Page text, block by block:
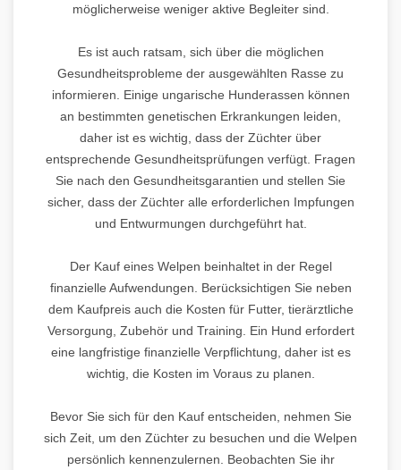
möglicherweise weniger aktive Begleiter sind.
Es ist auch ratsam, sich über die möglichen
Gesundheitsprobleme der ausgewählten Rasse zu
informieren. Einige ungarische Hunderassen können
an bestimmten genetischen Erkrankungen leiden,
daher ist es wichtig, dass der Züchter über
entsprechende Gesundheitsprüfungen verfügt. Fragen
Sie nach den Gesundheitsgarantien und stellen Sie
sicher, dass der Züchter alle erforderlichen Impfungen
und Entwurmungen durchgeführt hat.
Der Kauf eines Welpen beinhaltet in der Regel
finanzielle Aufwendungen. Berücksichtigen Sie neben
dem Kaufpreis auch die Kosten für Futter, tierärztliche
Versorgung, Zubehör und Training. Ein Hund erfordert
eine langfristige finanzielle Verpflichtung, daher ist es
wichtig, die Kosten im Voraus zu planen.
Bevor Sie sich für den Kauf entscheiden, nehmen Sie
sich Zeit, um den Züchter zu besuchen und die Welpen
persönlich kennenzulernen. Beobachten Sie ihr